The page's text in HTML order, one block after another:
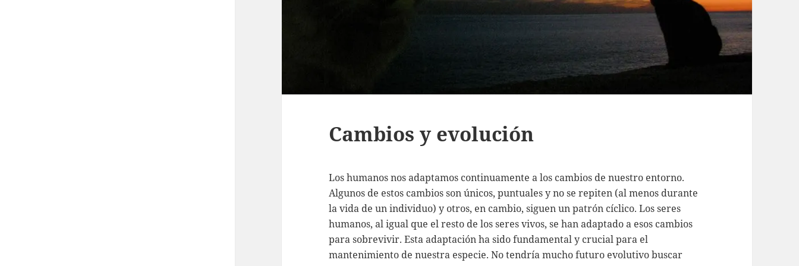
Cambios y evolución
Los humanos nos adaptamos continuamente a los cambios de nuestro entorno.
Algunos de estos cambios son únicos, puntuales y no se repiten (al menos durante
la vida de un individuo) y otros, en cambio, siguen un patrón cíclico. Los seres
humanos, al igual que el resto de los seres vivos, se han adaptado a esos cambios
para sobrevivir. Esta adaptación ha sido fundamental y crucial para el
mantenimiento de nuestra especie. No tendría mucho futuro evolutivo buscar